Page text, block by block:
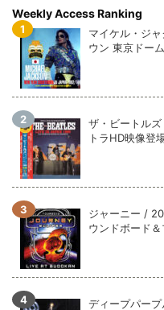
Weekly Access Ranking
マイケル・ジ
ウン 東京ドー
ザ・ビートル
トラHD映像登
ジャーニー /
ウンドボード＆
ディープパー